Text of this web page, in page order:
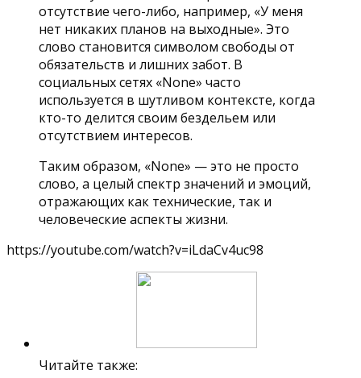
отсутствие чего-либо, например, «У меня
нет никаких планов на выходные». Это
слово становится символом свободы от
обязательств и лишних забот. В
социальных сетях «None» часто
используется в шутливом контексте, когда
кто-то делится своим бездельем или
отсутствием интересов.
Таким образом, «None» — это не просто
слово, а целый спектр значений и эмоций,
отражающих как технические, так и
человеческие аспекты жизни.
https://youtube.com/watch?v=iLdaCv4uc98
Читайте также: